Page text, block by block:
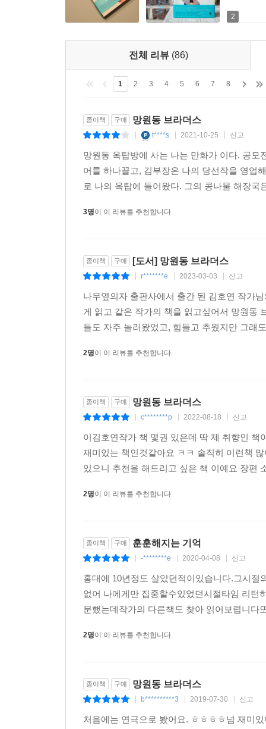
2
전체 리뷰 (86)
1 2 3 4 5 6 7 8
종이책 구매 망원동 브라더스
t****s 2021-10-25 신고
망원동 옥탑방에 사는 나는 만화가 이다. 공
어를 하나끌고, 김부장은 나의 당선작을 영업
로 나의 옥탑에 들어왔다. 그의 콩나물 해장
3명이 이 리뷰를 추천합니다.
종이책 구매 [도서] 망원동 브라더스
r*******e 2023-03-03 신고
나무옆의자 출판사에서 출간 된 김호연 작가
게 읽고 같은 작가의 책을 읽고싶어서 망원동
들도 자주 놀러왔었고, 힘들고 추웠지만 그래
2명이 이 리뷰를 추천합니다.
종이책 구매 망원동 브라더스
c********p 2022-08-18 신고
이김호연작가 책 몇권 있은데 딱 제 취향인
재미있는 책인것같아요 ㅋㅋ 솔직히 이런책
있으니 추천을 해드리고 싶은 책 이예요 장편
2명이 이 리뷰를 추천합니다.
종이책 구매 훈훈해지는 기억
-********e 2020-04-08 신고
홍대에 10년정도 살았던적이있습니다.그시
없어 나에게만 집중할수있었던시절타임 리턴
문했는데작가의 다른책도 찾아 읽어보렵니
2명이 이 리뷰를 추천합니다.
종이책 구매 망원동 브라더스
b**********3 2019-07-30 신고
처음에는 연극으로 봤어요. ㅎㅎㅎㅎ넘 재미